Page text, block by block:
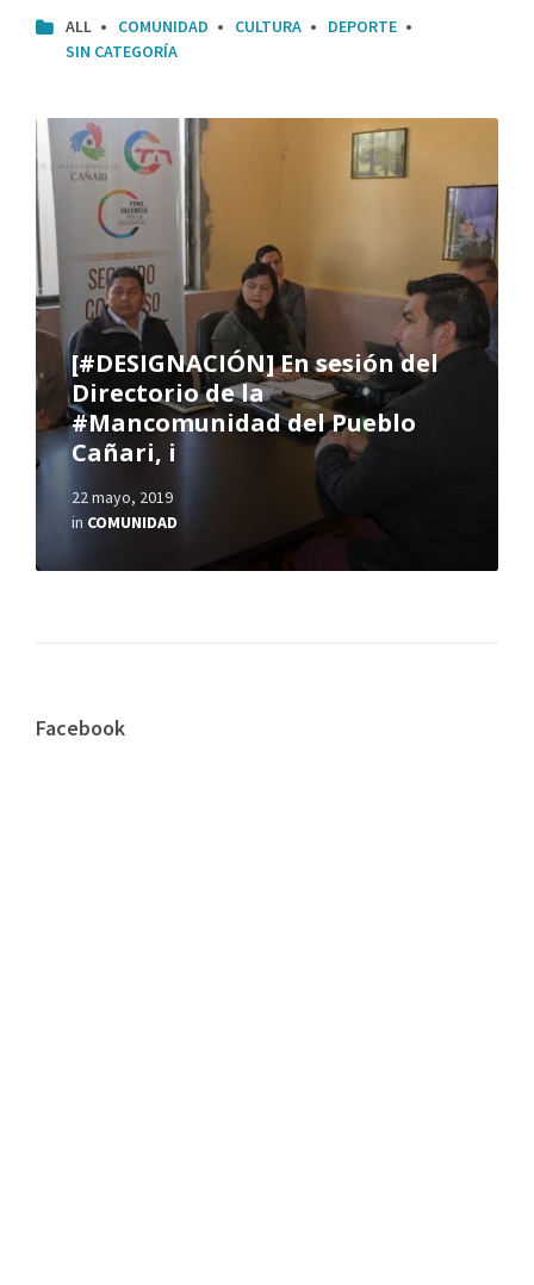
ALL COMUNIDAD CULTURA
DEPORTE
SIN CATEGORÍA
[#DESIGNACIÓN] En sesión del
Directorio de la
#Mancomunidad del Pueblo
Cañari, i
22 mayo, 2019
in COMUNIDAD
Facebook